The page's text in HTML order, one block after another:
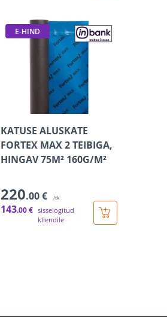
E-HIND
KATUSE ALUSKATE
FORTEX MAX 2 TEIBIGA,
HINGAV 75M² 160G/M²
220.00 € /tk
143.00 € sisselogitud
kliendile